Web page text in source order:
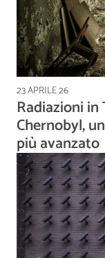
23 APRILE 26
Radiazioni
Chernobyl,
più avanzato